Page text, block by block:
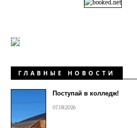
ГЛАВНЫЕ НОВОСТИ
Поступай в колледж!
07.08.2026